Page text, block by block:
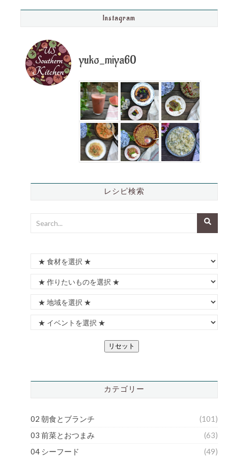
Instagram
yuko_miya60
レシピ検索
リセット
カテゴリー
02 朝食とブランチ
(101)
03 前菜とおつまみ
(63)
04 シーフード
(49)